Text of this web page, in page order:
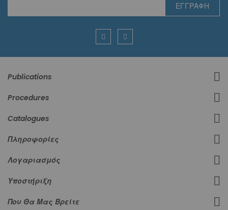
Ενημερωτικό
ΕΓΓΡΑΦΉ
Publications
Procedures
Catalogues
Πληροφορίες
Λογαριασμός
Υποστήριξη
Που Θα Μας Βρείτε